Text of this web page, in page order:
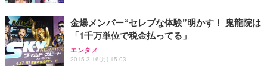
ョン PCチェア 通気性メッシュ ゲーミング/勉強/事
務用 おしゃれ パソコンチェア (ブラック)
￥7,680
Sezlife オフィスチェア デスクチェア 疲れない テレ
ワーク チェア 強化バックレスト 30度ロッキング機
【整備済み品】Dell E2724HS 27インチ 液晶モニタ
ー フルHD（1920×1080）VA 非光沢 HDMI/DisplayP
Smart Basic(スマートベーシック) 【Amazon.co.jp
限定】 Smart Basic アイリスオーヤマ ペットシーツ
金爆メンバー“セレブな体験”明かす！ 鬼龍院は
「1千万単位で税金払ってる」
エンタメ
2015.3.16(月) 15:03